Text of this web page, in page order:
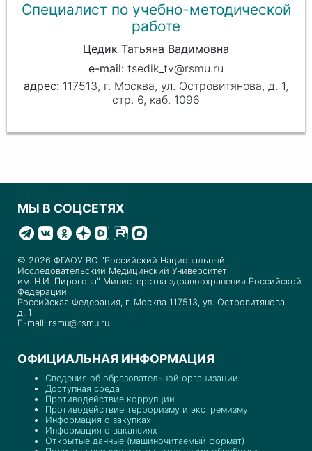
Специалист по учебно-методической
работе
Цедик Татьяна Вадимовна
tsedik_tv@rsmu.ru
117513, г. Москва, ул. Островитянова, д. 1,
стр. 6, каб. 1096
МЫ В СОЦСЕТЯХ
© 2026 ФГАОУ ВО "Российский Национальный
Исследовательский Медицинский Университет
им. Н.И. Пирогова" Министерства здравоохранения Российской
Федерации
Российская Федерация, г. Москва 117513, ул. Островитянова
д. 1
E-mail: rsmu@rsmu.ru
ОФИЦИАЛЬНАЯ ИНФОРМАЦИЯ
Сведения об образовательной организации
Доступная среда
Противодействие коррупции
Противодействие терроризму и экстремизму
Информация о закупках
Информация о вакансиях
Открытые данные (машиночитаемый формат)